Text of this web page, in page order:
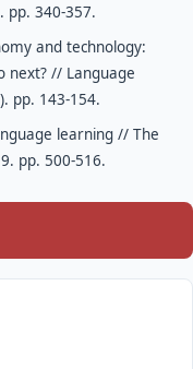
pp. 340-357.
and technology:
next? // Language
pp. 143-154.
learning // The
pp. 500-516.